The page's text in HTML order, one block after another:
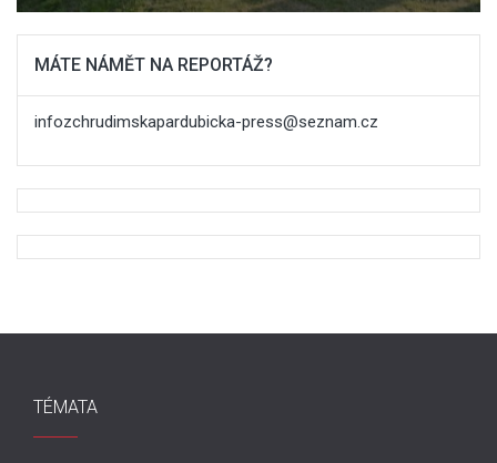
MÁTE NÁMĚT NA REPORTÁŽ?
infozchrudimskapardubicka-press@seznam.cz
TÉMATA